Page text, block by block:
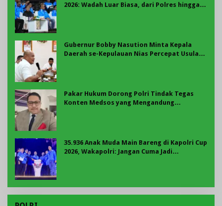
2026: Wadah Luar Biasa, dari Polres hingga
Gubernur Bobby Nasution Minta Kepala
Daerah se-Kepulauan Nias Percepat Usulan
Pakar Hukum Dorong Polri Tindak Tegas
Konten Medsos yang Mengandung
35.936 Anak Muda Main Bareng di Kapolri Cup
2026, Wakapolri: Jangan Cuma Jadi